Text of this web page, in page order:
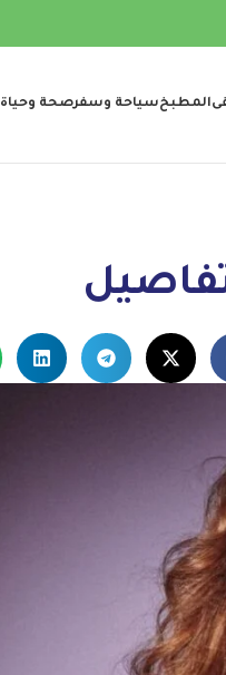
المطبخسياحة وسفرصحة وحياة